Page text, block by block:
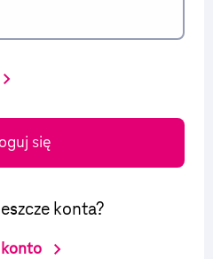
się
konta?
konto